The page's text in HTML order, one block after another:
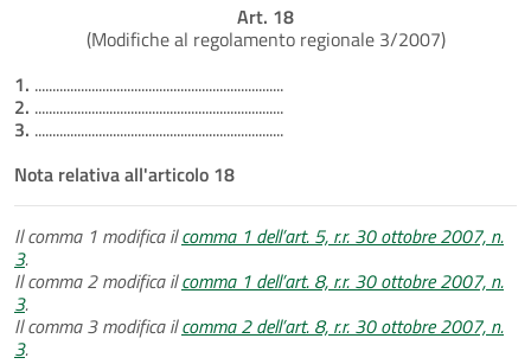
Art. 18
(Modifiche al regolamento regionale 3/2007)
1. ......................................................................
2. ......................................................................
3. ......................................................................
Nota relativa all'articolo 18
Il comma 1 modifica ilcomma 1 dell’art. 5, r.r. 30 ottobre 2007, n.
3.
Il comma 2 modifica ilcomma 1 dell’art. 8, r.r. 30 ottobre 2007, n.
3.
Il comma 3 modifica ilcomma 2 dell’art. 8, r.r. 30 ottobre 2007, n.
3.